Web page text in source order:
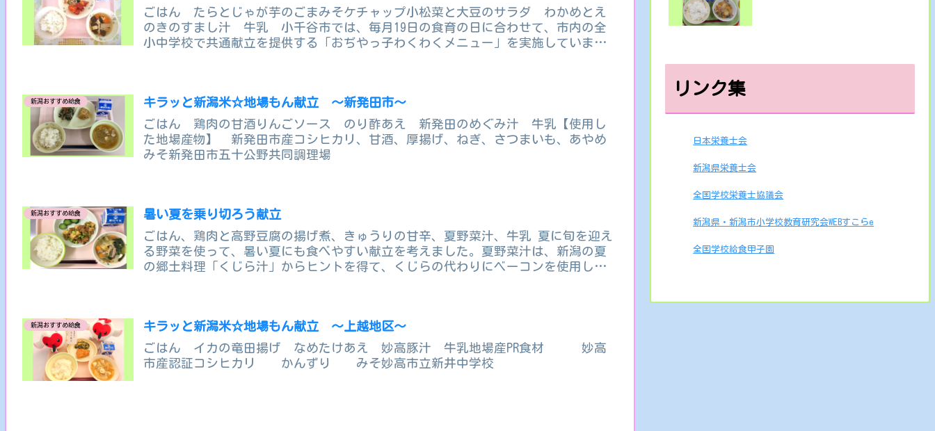
ごはん たらとじゃが芋のごまみそケチャップ小松菜と大豆のサラダ わかめとえ
のきのすまし汁 牛乳 小千谷市では、毎月19日の食育の日に合わせて、市内の全
小中学校で共通献立を提供する「おぢやっ子わくわくメニュー」を実施していま
新潟おすすめ給食 キラッと新潟米☆地場もん献立 ～新発田市～
ごはん 鶏肉の甘酒りんごソース のり酢あえ 新発田のめぐみ汁 牛乳【使用し
た地場産物】 新発田市産コシヒカリ、甘酒、厚揚げ、ねぎ、さつまいも、あやめ
みそ新発田市五十公野共同調理場
新潟おすすめ給食 暑い夏を乗り切ろう献立
ごはん、鶏肉と高野豆腐の揚げ煮、きゅうりの甘辛、夏野菜汁、牛乳 夏に旬を迎え
る野菜を使って、暑い夏にも食べやすい献立を考えました。夏野菜汁は、新潟の夏
の郷土料理「くじら汁」からヒントを得て、くじらの代わりにベーコンを使用して
新潟おすすめ給食 キラッと新潟米☆地場もん献立 ～上越地区～
ごはん イカの竜田揚げ なめたけあえ 妙高豚汁 牛乳地場産PR食材 妙高
市産認証コシヒカリ かんずり みそ妙高市立新井中学校
リンク集
日本栄養士会
新潟県栄養士会
全国学校栄養士協議会
新潟県・新潟市小学校教育研究会WEBすこらe
全国学校給食甲子園